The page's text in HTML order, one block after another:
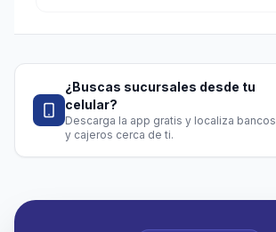
¿Buscas sucursales desde tu
celular?
Descarga la app gratis y localiza bancos
y cajeros cerca de ti.